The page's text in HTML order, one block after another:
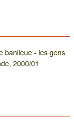
banlieue - les gens
2000/01